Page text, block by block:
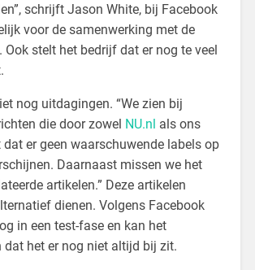
schrijft Jason White, bij Facebook
voor de samenwerking met de
Ook stelt het bedrijf dat er nog te veel
nog uitdagingen. “We zien bij
die door zowel NU.nl als ons
er geen waarschuwende labels op
Daarnaast missen we het
artikelen.” Deze artikelen
dienen. Volgens Facebook
in een test-fase en kan het
dat het er nog niet altijd bij zit.